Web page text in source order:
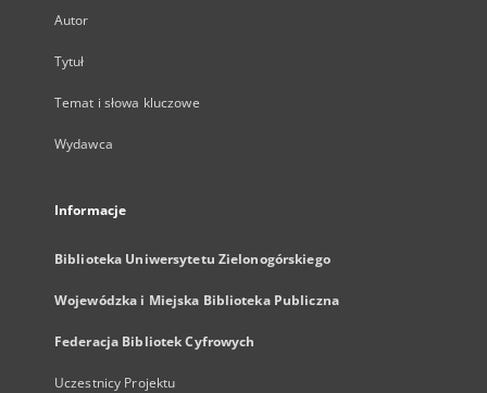
Autor
Tytuł
Temat i słowa kluczowe
Wydawca
Informacje
Biblioteka Uniwersytetu Zielonogórskiego
Wojewódzka i Miejska Biblioteka Publiczna
Federacja Bibliotek Cyfrowych
Uczestnicy Projektu